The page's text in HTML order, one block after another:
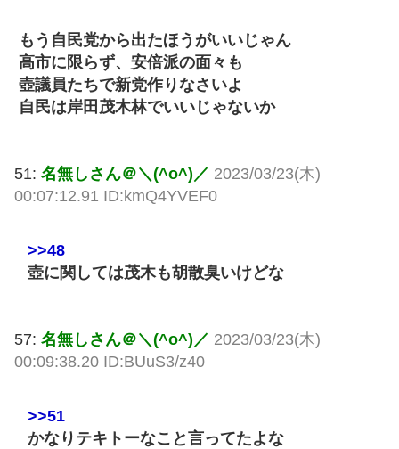
もう自民党から出たほうがいいじゃん
高市に限らず、安倍派の面々も
壺議員たちで新党作りなさいよ
自民は岸田茂木林でいいじゃないか
51: 名無しさん＠＼(^o^)／ 2023/03/23(木)
00:07:12.91 ID:kmQ4YVEF0
>>48
壺に関しては茂木も胡散臭いけどな
57: 名無しさん＠＼(^o^)／ 2023/03/23(木)
00:09:38.20 ID:BUuS3/z40
>>51
かなりテキトーなこと言ってたよな